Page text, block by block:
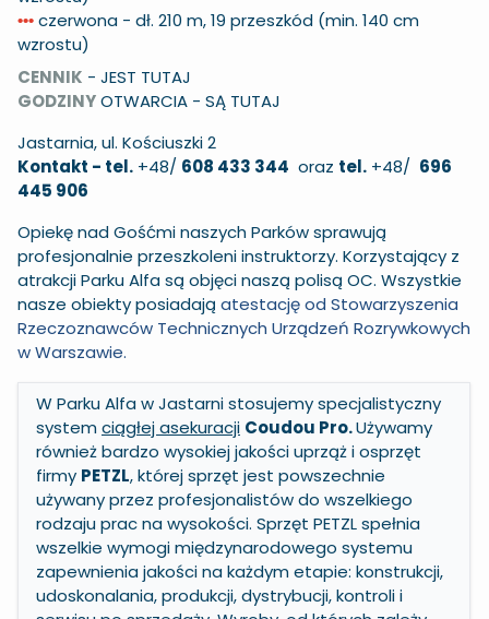
••• czerwona - dł. 210 m, 19 przeszkód (min. 140 cm
wzrostu)
CENNIK - JEST TUTAJ
GODZINYOTWARCIA - SĄ TUTAJ
Jastarnia, ul. Kościuszki 2
Kontakt - tel. +48/ 608 433 344 oraz tel. +48/ 696
445 906
Opiekę nad Gośćmi naszych Parków sprawują
profesjonalnie przeszkoleni instruktorzy. Korzystający z
atrakcji Parku Alfa są objęci naszą polisą OC. Wszystkie
nasze obiekty posiadają atestację od Stowarzyszenia
Rzeczoznawców Technicznych Urządzeń Rozrywkowych
w Warszawie.
W Parku Alfa w Jastarni stosujemy specjalistyczny
systemciągłej asekuracji Coudou Pro.Używamy
również bardzo wysokiej jakości uprząż i osprzęt
firmy PETZL, której sprzęt jest powszechnie
używany przez profesjonalistów do wszelkiego
rodzaju prac na wysokości. Sprzęt PETZL spełnia
wszelkie wymogi międzynarodowego systemu
zapewnienia jakości na każdym etapie: konstrukcji,
udoskonalania, produkcji, dystrybucji, kontroli i